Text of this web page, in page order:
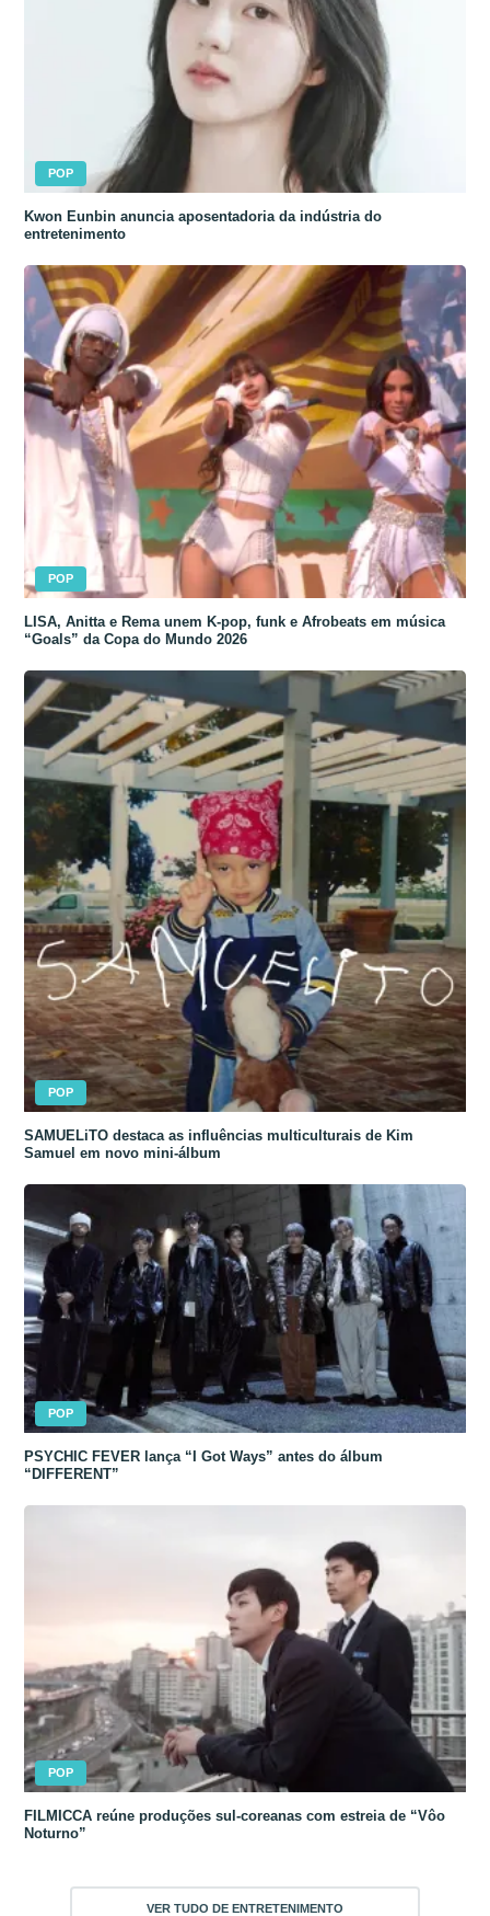
POP
Kwon Eunbin anuncia aposentadoria da indústria do
entretenimento
POP
LISA, Anitta e Rema unem K-pop, funk e Afrobeats em música
“Goals” da Copa do Mundo 2026
POP
SAMUELiTO destaca as influências multiculturais de Kim
Samuel em novo mini-álbum
POP
PSYCHIC FEVER lança “I Got Ways” antes do álbum
“DIFFERENT”
POP
FILMICCA reúne produções sul-coreanas com estreia de “Vôo
Noturno”
VER TUDO DE ENTRETENIMENTO